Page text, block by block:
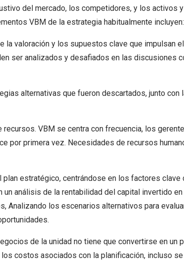
del mercado, los competidores, y los activos y
VBM de la estrategia habitualmente incluyen:
la valoración y los supuestos clave que impulsan
ser analizados y desafiados en las discusiones
alternativas que fueron descartados, junto con
VBM se centra con frecuencia, los
por primera vez. Necesidades de recursos
estratégico, centrándose en los factores clave
un análisis de la rentabilidad del capital invertido
Analizando los escenarios alternativos para
de la unidad no tiene que convertirse en un
costos asociados con la planificación, incluso